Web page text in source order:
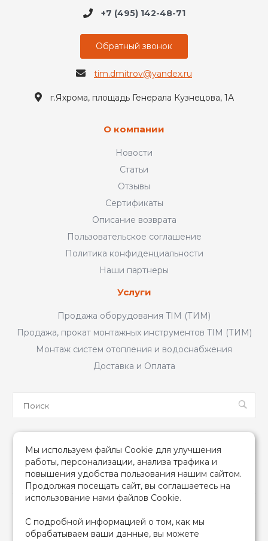
+7 (495) 142-48-71
Обратный звонок
tim.dmitrov@yandex.ru
г.Яхрома, площадь Генерала Кузнецова, 1А
О компании
Новости
Статьи
Отзывы
Сертификаты
Описание возврата
Пользовательское соглашение
Политика конфиденциальности
Наши партнеры
Услуги
Продажа оборудования TIM (ТИМ)
Продажа, прокат монтажных инструментов TIM (ТИМ)
Монтаж систем отопления и водоснабжения
Доставка и Оплата
2026 © TIM (ТИМ) Инженерная сантехника, Все права
защищены
Мы используем файлы Cookie для улучшения
работы, персонализации, анализа трафика и
повышения удобства пользования нашим сайтом.
Продолжая посещать сайт, вы соглашаетесь на
использование нами файлов Cookie.
С подробной информацией о том, как мы
обрабатываем ваши данные, вы можете